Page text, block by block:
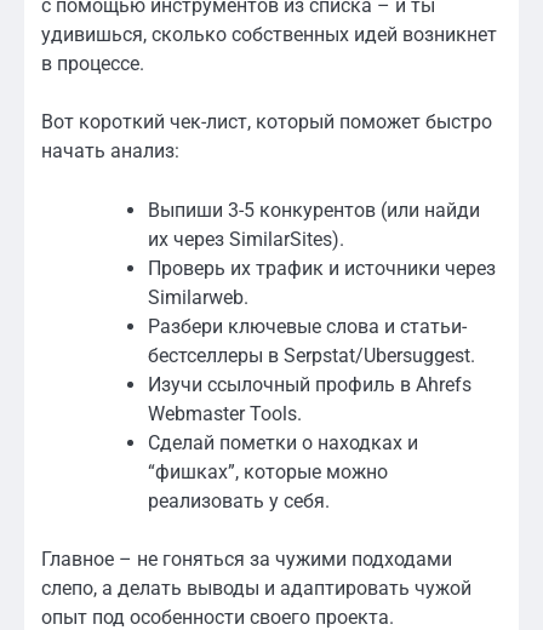
с помощью инструментов из списка – и ты
удивишься, сколько собственных идей возникнет
в процессе.
Вот короткий чек-лист, который поможет быстро
начать анализ:
Выпиши 3-5 конкурентов (или найди
их через SimilarSites).
Проверь их трафик и источники через
Similarweb.
Разбери ключевые слова и статьи-
бестселлеры в Serpstat/Ubersuggest.
Изучи ссылочный профиль в Ahrefs
Webmaster Tools.
Сделай пометки о находках и
“фишках”, которые можно
реализовать у себя.
Главное – не гоняться за чужими подходами
слепо, а делать выводы и адаптировать чужой
опыт под особенности своего проекта.